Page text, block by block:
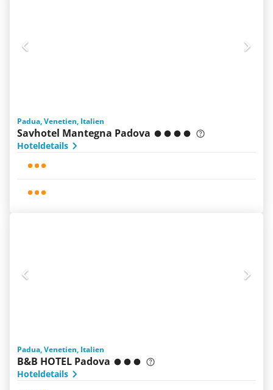
Padua, Venetien, Italien
Savhotel Mantegna Padova
Hoteldetails
Padua, Venetien, Italien
B&B HOTEL Padova
Hoteldetails